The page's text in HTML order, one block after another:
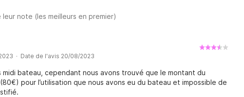
note (les meilleurs en premier)
· Date de l'avis 20/08/2023
bateau, cependant nous avons trouvé que le montant du
pour l’utilisation que nous avons eu du bateau et impossible de